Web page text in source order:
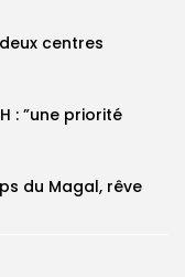
centres
: ”une priorité
du Magal, rêve